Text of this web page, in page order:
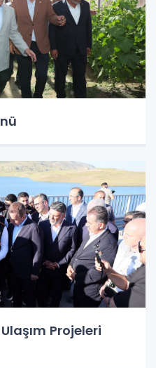
Projeleri